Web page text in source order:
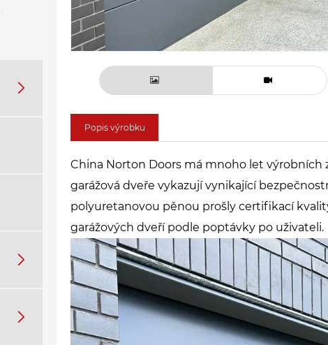



Popis výrobku
China Norton Doors má mnoho let výrobních
garážová dveře vykazují vynikající
polyuretanovou pěnou prošly certifikací
garážových dveří podle poptávky po uživateli.